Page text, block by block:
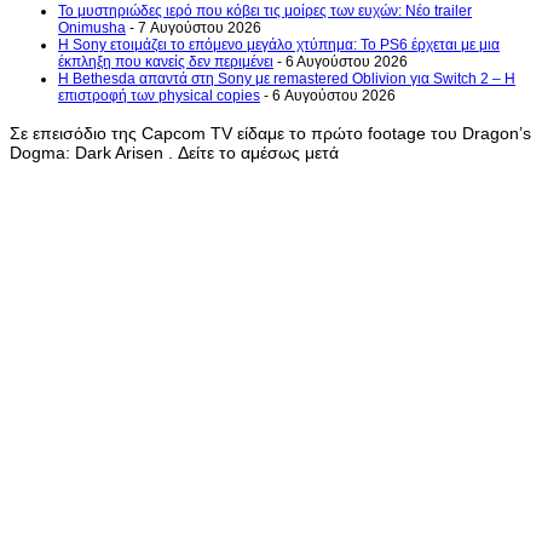
Το μυστηριώδες ιερό που κόβει τις μοίρες των ευχών: Νέο trailer
Onimusha - 7 Αυγούστου 2026
Η Sony ετοιμάζει το επόμενο μεγάλο χτύπημα: Το PS6 έρχεται με μια
έκπληξη που κανείς δεν περιμένει - 6 Αυγούστου 2026
Η Bethesda απαντά στη Sony με remastered Oblivion για Switch 2 – Η
επιστροφή των physical copies - 6 Αυγούστου 2026
Σε επεισόδιο της Capcom TV είδαμε το πρώτο footage του Dragon’s
Dogma: Dark Arisen . Δείτε το αμέσως μετά